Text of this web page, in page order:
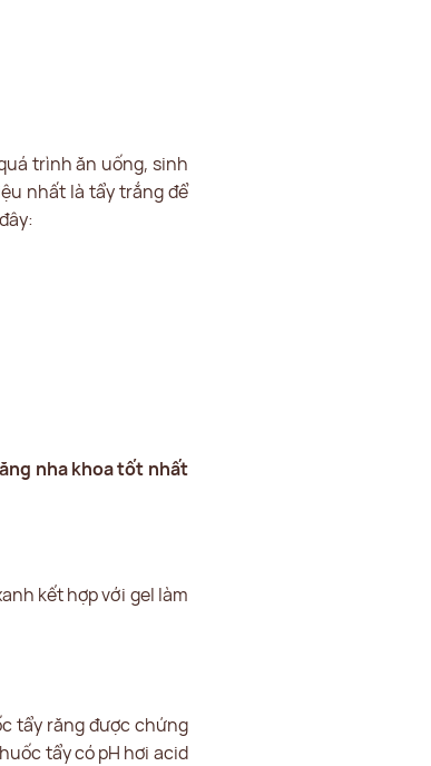
trình ăn uống, sinh
nhất là tẩy trắng để
nha khoa tốt nhất
kết hợp với gel làm
tẩy răng được chứng
tẩy có pH hơi acid